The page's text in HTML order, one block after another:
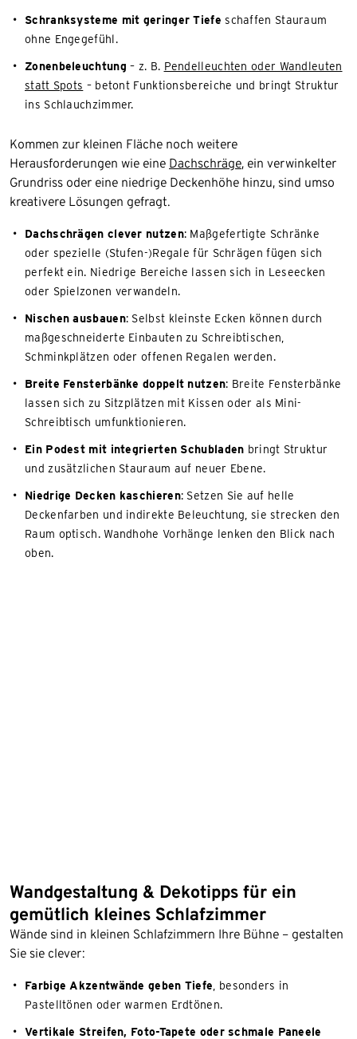
Schranksysteme mit geringer Tiefe schaffen Stauraum
ohne Engegefühl.
Zonenbeleuchtung– z. B. Pendelleuchten oder Wandleuten
statt Spots – betont Funktionsbereiche und bringt Struktur
ins Schlauchzimmer.
Kommen zur kleinen Fläche noch weitere
Herausforderungen wie eine Dachschräge, ein verwinkelter
Grundriss oder eine niedrige Deckenhöhe hinzu, sind umso
kreativere Lösungen gefragt.
Dachschrägen clever nutzen: Maßgefertigte Schränke
oder spezielle (Stufen-)Regale für Schrägen fügen sich
perfekt ein. Niedrige Bereiche lassen sich in Leseecken
oder Spielzonen verwandeln.
Nischen ausbauen: Selbst kleinste Ecken können durch
maßgeschneiderte Einbauten zu Schreibtischen,
Schminkplätzen oder offenen Regalen werden.
Breite Fensterbänke doppelt nutzen: Breite Fensterbänke
lassen sich zu Sitzplätzen mit Kissen oder als Mini-
Schreibtisch umfunktionieren.
Ein Podest mit integrierten Schubladen bringt Struktur
und zusätzlichen Stauraum auf neuer Ebene.
Niedrige Decken kaschieren: Setzen Sie auf helle
Deckenfarben und indirekte Beleuchtung, sie strecken den
Raum optisch. Wandhohe Vorhänge lenken den Blick nach
oben.
Wandgestaltung & Dekotipps für ein
gemütlich kleines Schlafzimmer
Wände sind in kleinen Schlafzimmern Ihre Bühne – gestalten
Sie sie clever:
Farbige Akzentwände geben Tiefe , besonders in
Pastelltönen oder warmen Erdtönen.
Vertikale Streifen, Foto-Tapete oder schmale Paneele